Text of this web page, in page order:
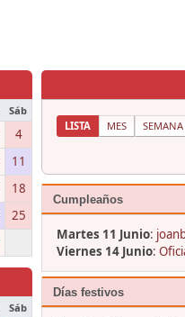
Sáb
4
11
18
25
Sáb
LISTA MES SEMANA
Cumpleaños
Martes 11 Junio:
Viernes 14 Junio:
Días festivos